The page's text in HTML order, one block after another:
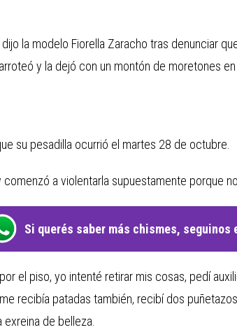
dijo la modelo Fiorella Zaracho tras denunciar
y la dejó con un montón de moretones
su pesadilla ocurrió el martes 28 de octubre.
comenzó a violentarla supuestamente porque
Si querés saber más chismes, seguinos
el piso, yo intenté retirar mis cosas, pedí
recibía patadas también, recibí dos
exreina de belleza.